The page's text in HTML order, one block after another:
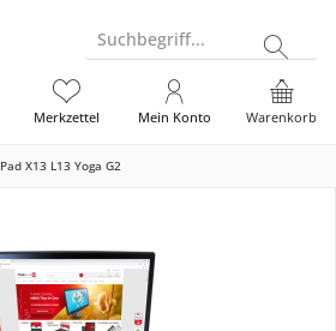
Suchbegriff...
Warenkorb
Merkzettel Mein Konto
X13 L13 Yoga G2